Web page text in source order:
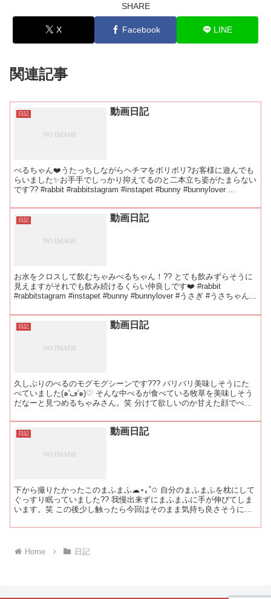
SHARE
X Facebook LINE
関連記事
日記 動画日記
べるちゃん❤️うたっちしながらヘチマをボリボリ?お客様に遊んでも
らいました✨お手手でしっかり抑えてるのと二本立ち姿がたまらない
です?? #rabbit #rabbitstagram #instapet #bunny #bunnylover ...
日記 動画日記
お水をクロスして飲むちゃみべるちゃん！?? とても飲みずらそうに
見えますがそれでも飲み続けるくらい仲良しです❤️ #rabbit
#rabbitstagram #instapet #bunny #bunnylover #うさぎ #うさちゃん...
日記 動画日記
久しぶりのべるのモグモグシーンです??? バリバリ美味しそうにた
べていました(๑'ڡ'๑)♡ そんな中べるが食べている牧草を美味しそう
だなーと見つめるちゃみさん。笑 分けて欲しいのか甘えた顔でべる
日記 動画日記
下から撮りたかったこのまふまふ☁︎︎⋆｡˚✩ 自分のまふまふを枕にして
ぐっすり眠っていました?? 我慢出来ずにまふまふに手が伸びてしま
います。笑 この後少し触ったら今回はそのまま気持ち良さそうに寝
Home 日記